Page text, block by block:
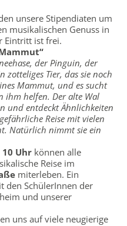
unsere Stipendiaten um
musikalischen Genuss in
Eintritt ist frei.
der Pinguin, der
zotteliges Tier, das sie noch
Mammut, und es sucht
ihm helfen. Der alte Wal
und entdeckt Ähnlichkeiten
Reise mit vielen
Natürlich nimmt sie ein
10 Uhr können alle
Reise im
miterleben. Ein
den SchülerInnen der
und unserer
uns auf viele neugierige